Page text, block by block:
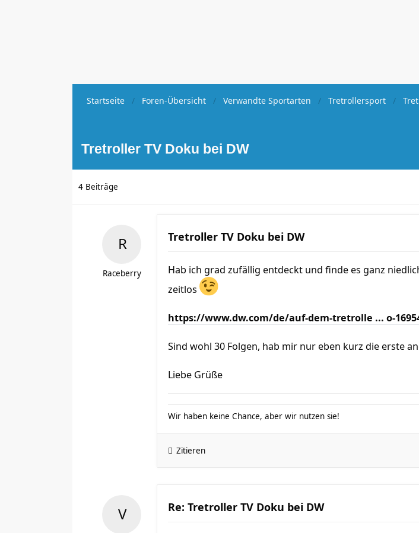
Startseite Foren-Übersicht Verwandte Sportarten Tretrollersport
Tretroller TV Doku bei DW
4 Beiträge
Raceberry
Tretroller TV Doku bei DW
Hab ich grad zufällig entdeckt und finde es ganz
zeitlos
https://www.dw.com/de/auf-dem-tretrolle ... o-
Sind wohl 30 Folgen, hab mir nur eben kurz die erste
Liebe Grüße
Wir haben keine Chance, aber wir nutzen sie!
Zitieren
Re: Tretroller TV Doku bei DW